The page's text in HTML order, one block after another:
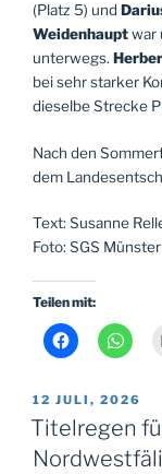
(Platz 5) und
Weidenhauptwar
unterwegs.
bei sehr starker
dieselbe Strecke
Nach den
dem
Text: Susanne
Foto: SGS Münster
Teilen mit:
AM
12 JULI, 2026
Titelregen